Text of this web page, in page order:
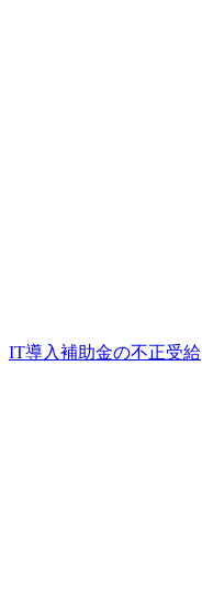
IT導入補助金の不正受給